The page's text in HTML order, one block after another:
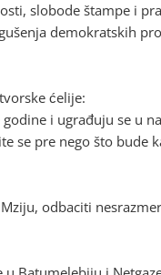
slobode štampe i
demokratskih
ćelije:
i ugrađuju se u
se pre nego što bude
odbaciti